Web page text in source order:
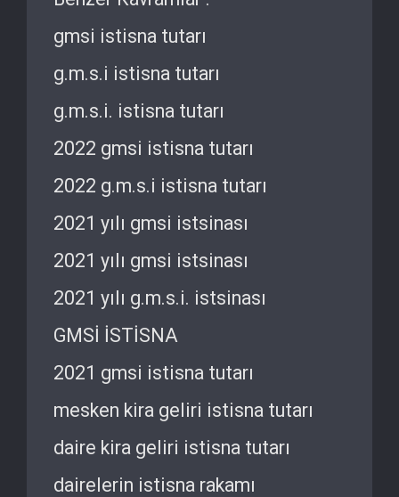
gmsi istisna tutarı
g.m.s.i istisna tutarı
g.m.s.i. istisna tutarı
2022 gmsi istisna tutarı
2022 g.m.s.i istisna tutarı
2021 yılı gmsi istsinası
2021 yılı gmsi istsinası
2021 yılı g.m.s.i. istsinası
GMSİ İSTİSNA
2021 gmsi istisna tutarı
mesken kira geliri istisna tutarı
daire kira geliri istisna tutarı
dairelerin istisna rakamı